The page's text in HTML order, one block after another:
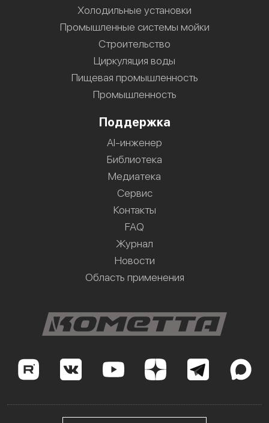
Холодильные установки
Промышленные системы мойки
Строительство
Циркуляция воды
Пищевая промышленность
Промышленность
Поддержка
AI-инженер
Библиотека
Медиатека
Сервис
Контакты
FAQ
Журнал
Новости
Область применения